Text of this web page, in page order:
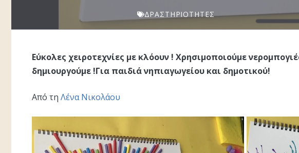
ΔΡΑΣΤΗΡΙΌΤΗΤΕΣ
Εύκολες χειροτεχνίες με κλόουν ! Χρησιμοποιούμε
δημιουργούμε !Για παιδιά νηπιαγωγείου και δημοτικού!
Από τη Λένα Νικολάου